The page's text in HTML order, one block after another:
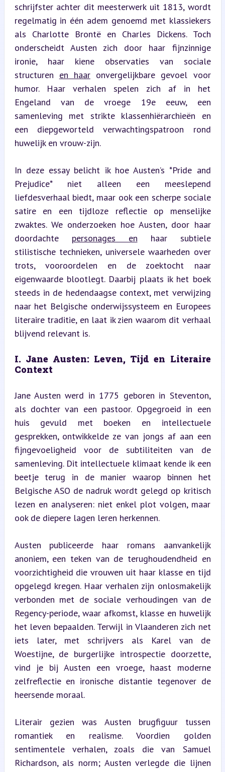
schrijfster achter dit meesterwerk uit 1813, wordt
regelmatig in één adem genoemd met klassiekers
als Charlotte Brontë en Charles Dickens. Toch
onderscheidt Austen zich door haar fijnzinnige
ironie, haar kiene observaties van sociale
structuren en haar onvergelijkbare gevoel voor
humor. Haar verhalen spelen zich af in het
Engeland van de vroege 19e eeuw, een
samenleving met strikte klassenhiërarchieën en
een diepgeworteld verwachtingspatroon rond
huwelijk en vrouw-zijn.
In deze essay belicht ik hoe Austen’s *Pride and
Prejudice* niet alleen een meeslepend
liefdesverhaal biedt, maar ook een scherpe sociale
satire en een tijdloze reflectie op menselijke
zwaktes. We onderzoeken hoe Austen, door haar
doordachte personages en haar subtiele
stilistische technieken, universele waarheden over
trots, vooroordelen en de zoektocht naar
eigenwaarde blootlegt. Daarbij plaats ik het boek
steeds in de hedendaagse context, met verwijzing
naar het Belgische onderwijssysteem en Europees
literaire traditie, en laat ik zien waarom dit verhaal
blijvend relevant is.
I. Jane Austen: Leven, Tijd en Literaire
Context
Jane Austen werd in 1775 geboren in Steventon,
als dochter van een pastoor. Opgegroeid in een
huis gevuld met boeken en intellectuele
gesprekken, ontwikkelde ze van jongs af aan een
fijngevoeligheid voor de subtiliteiten van de
samenleving. Dit intellectuele klimaat kende ik een
beetje terug in de manier waarop binnen het
Belgische ASO de nadruk wordt gelegd op kritisch
lezen en analyseren: niet enkel plot volgen, maar
ook de diepere lagen leren herkennen.
Austen publiceerde haar romans aanvankelijk
anoniem, een teken van de terughoudendheid en
voorzichtigheid die vrouwen uit haar klasse en tijd
opgelegd kregen. Haar verhalen zijn onlosmakelijk
verbonden met de sociale verhoudingen van de
Regency-periode, waar afkomst, klasse en huwelijk
het leven bepaalden. Terwijl in Vlaanderen zich net
iets later, met schrijvers als Karel van de
Woestijne, de burgerlijke introspectie doorzette,
vind je bij Austen een vroege, haast moderne
zelfreflectie en ironische distantie tegenover de
heersende moraal.
Literair gezien was Austen brugfiguur tussen
romantiek en realisme. Voordien golden
sentimentele verhalen, zoals die van Samuel
Richardson, als norm; Austen verlegde die lijnen